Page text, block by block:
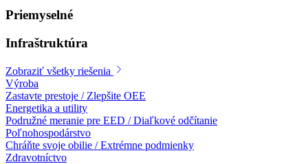
Priemyselné
Infraštruktúra
Zobraziť všetky riešenia
Výroba
Zastavte prestoje / Zlepšite OEE
Energetika a utility
Podružné meranie pre EED / Diaľkové odčítanie
Poľnohospodárstvo
Chráňte svoje obilie / Extrémne podmienky
Zdravotníctvo